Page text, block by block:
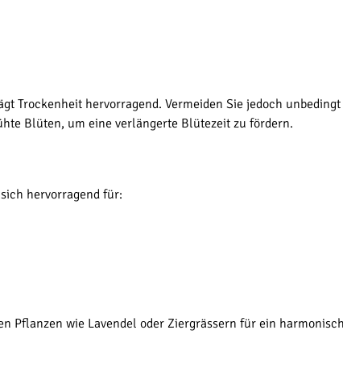
Trockenheit hervorragend. Vermeiden Sie jedoch
Blüten, um eine verlängerte Blütezeit zu fördern.
hervorragend für:
Pflanzen wie Lavendel oder Ziergrässern für ein